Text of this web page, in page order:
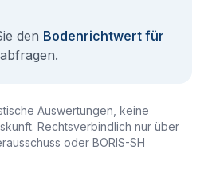
den Bodenrichtwert für
abfragen.
Auswertungen, keine
Rechtsverbindlich nur über
oder BORIS-SH